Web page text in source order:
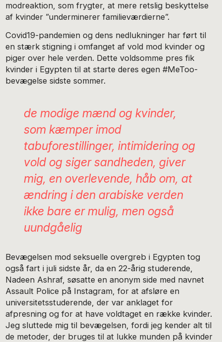
modreaktion, som frygter, at mere retslig beskyttelse
af kvinder ”underminerer familieværdierne”.
Covid19-pandemien og dens nedlukninger har ført til
en stærk stigning i omfanget af vold mod kvinder og
piger over hele verden. Dette voldsomme pres fik
kvinder i Egypten til at starte deres egen #MeToo-
bevægelse sidste sommer.
de modige mænd og kvinder,
som kæmper imod
tabuforestillinger, intimidering og
vold og siger sandheden, giver
mig, en overlevende, håb om, at
ændring i den arabiske verden
ikke bare er mulig, men også
uundgåelig
Bevægelsen mod seksuelle overgreb i Egypten tog
også fart i juli sidste år, da en 22-årig studerende,
Nadeen Ashraf, søsatte en anonym side med navnet
Assault Police på Instagram, for at afsløre en
universitetsstuderende, der var anklaget for
afpresning og for at have voldtaget en række kvinder.
Jeg sluttede mig til bevægelsen, fordi jeg kender alt til
de metoder, der bruges til at lukke munden på kvinder